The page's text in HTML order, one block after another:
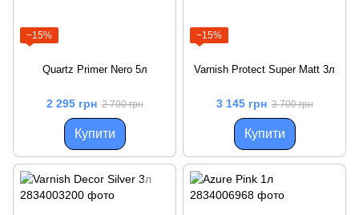
−15%
Quartz Primer Nero 5л
2 295 грн 2 700 грн
Купити
−15%
Varnish Protect Super Matt 3л
3 145 грн 3 700 грн
Купити